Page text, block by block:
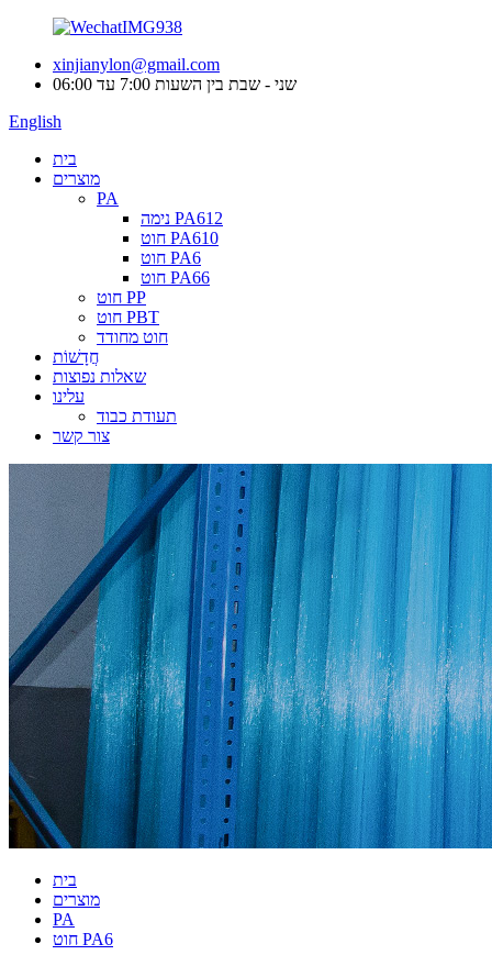
xinjianylon@gmail.com
שני - שבת בין השעות 7:00 עד 06:00
English
בית
מוצרים
PA
נימה PA612
חוט PA610
חוט PA6
חוט PA66
חוט PP
חוט PBT
חוט מחודד
חֲדָשׁוֹת
שאלות נפוצות
עלינו
תעודת כבוד
צור קשר
בית
מוצרים
PA
חוט PA6